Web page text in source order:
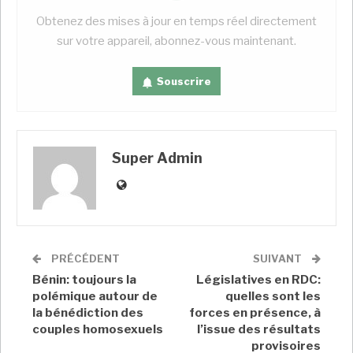
Super Admin Juil 18, 2026
Mines : en Tanzanie, 88% des achats ont été
effectués…
Super Admin Juil 18, 2026
Super Admin Juil 18, 2026
Les négociations, qui ont connu une implication
personnelle du Premier ministre Anatole Collinet
Makosso ont donné espoir à l’intersyndicale qui a
décidé de mettre un terme à la grève, comme
Obtenez des mises à jour en temps réel directement
sur votre appareil, abonnez-vous maintenant.
Souscrire
Super Admin
PRÉCÉDENT
Bénin: toujours la
polémique autour de
la bénédiction des
couples homosexuels
SUIVANT
Législatives en RDC:
quelles sont les
forces en présence, à
l’issue des résultats
provisoires